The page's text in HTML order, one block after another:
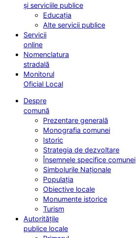
și serviciile publice
Educația
Alte servicii publice
Servicii
online
Nomenclatura
stradală
Monitorul
Oficial Local
Despre
comună
Prezentare generală
Monografia comunei
Istoric
Strategia de dezvoltare
Însemnele specifice comunei
Simbolurile Naționale
Populația
Obiective locale
Monumente istorice
Turism
Autoritățile
publice locale